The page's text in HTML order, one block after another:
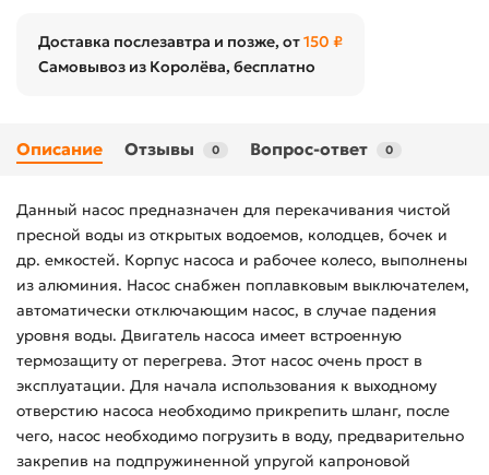
Доставка послезавтра и позже, от150 ₽
Самовывоз из Королёва, бесплатно
Описание Отзывы 0 Вопрос-ответ 0
Данный насос предназначен для перекачивания чистой
пресной воды из открытых водоемов, колодцев, бочек и
др. емкостей. Корпус насоса и рабочее колесо, выполнены
из алюминия. Насос снабжен поплавковым выключателем,
автоматически отключающим насос, в случае падения
уровня воды. Двигатель насоса имеет встроенную
термозащиту от перегрева. Этот насос очень прост в
эксплуатации. Для начала использования к выходному
отверстию насоса необходимо прикрепить шланг, после
чего, насос необходимо погрузить в воду, предварительно
закрепив на подпружиненной упругой капроновой